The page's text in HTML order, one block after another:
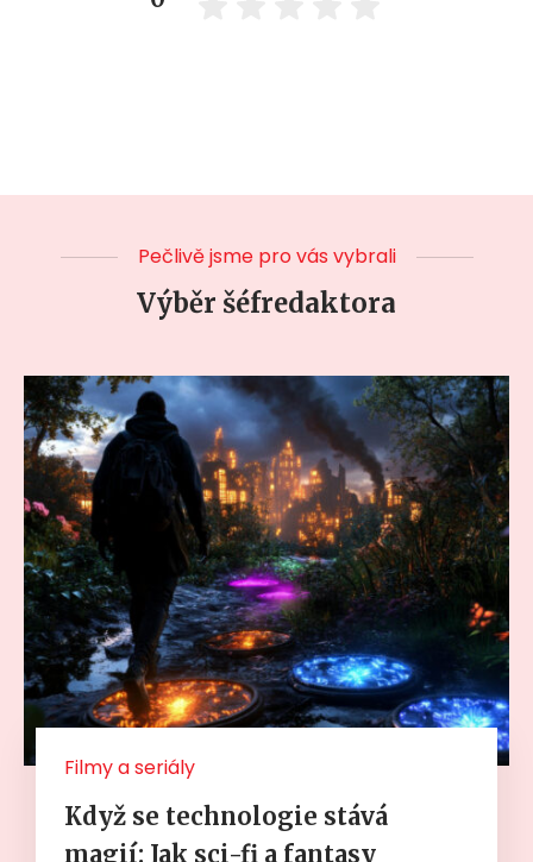
Pečlivě jsme pro vás vybrali
Výběr šéfredaktora
Filmy a seriály
Když se technologie stává
magií: Jak sci-fi a fantasy